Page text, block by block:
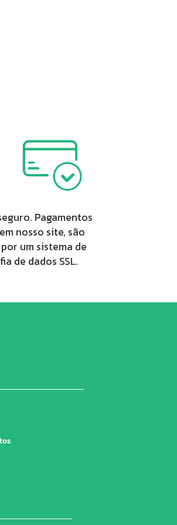
Pagamentos
nosso site, são
um sistema de
de dados SSL.